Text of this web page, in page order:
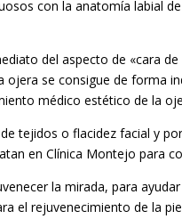
con la anatomía labial
del aspecto de «cara de
se consigue de forma
médico estético de la
tejidos o flacidez facial y
en Clínica Montejo para
la mirada, para
el rejuvenecimiento de la